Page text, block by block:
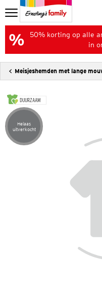
50% korting op alle
in
Meisjeshemden met lange
DUURZAAM
Artikel helaas uitverkocht
Helaas
uitverkocht